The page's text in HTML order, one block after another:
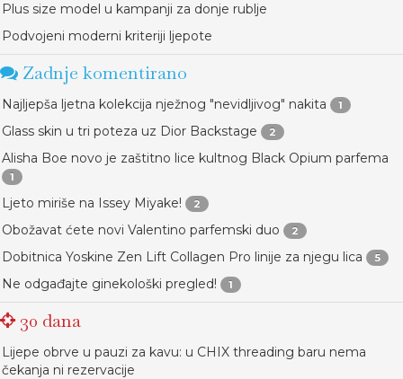
Plus size model u kampanji za donje rublje
Podvojeni moderni kriteriji ljepote
Zadnje komentirano
Najljepša ljetna kolekcija nježnog "nevidljivog" nakita 1
Glass skin u tri poteza uz Dior Backstage 2
Alisha Boe novo je zaštitno lice kultnog Black Opium parfema
1
Ljeto miriše na Issey Miyake! 2
Obožavat ćete novi Valentino parfemski duo 2
Dobitnica Yoskine Zen Lift Collagen Pro linije za njegu lica 5
Ne odgađajte ginekološki pregled! 1
30 dana
Lijepe obrve u pauzi za kavu: u CHIX threading baru nema
čekanja ni rezervacije